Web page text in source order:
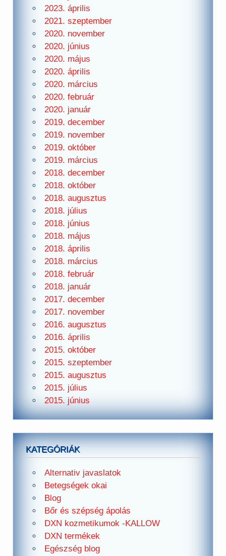
2023. április
2021. szeptember
2020. november
2020. június
2020. május
2020. április
2020. március
2020. február
2020. január
2019. december
2019. november
2019. október
2019. március
2018. december
2018. október
2018. augusztus
2018. július
2018. június
2018. május
2018. április
2018. március
2018. február
2018. január
2017. december
2017. november
2016. augusztus
2016. április
2015. október
2015. szeptember
2015. augusztus
2015. július
2015. június
KATEGÓRIÁK
Alternativ javaslatok
Betegségek okai
Blog
Bőr és szépség ápolás
DXN kozmetikumok -KALLOW
DXN termékek
Egészség blog